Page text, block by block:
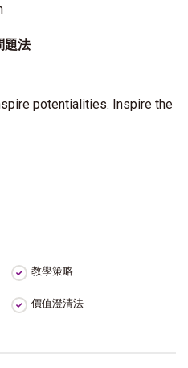
題法
potentialities. Inspire the
教學策略
價值澄清法